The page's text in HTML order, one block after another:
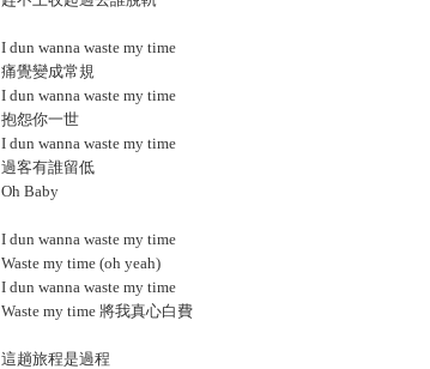
I dun wanna waste my time
痛覺變成常規
I dun wanna waste my time
抱怨你一世
I dun wanna waste my time
過客有誰留低
Oh Baby
I dun wanna waste my time
Waste my time (oh yeah)
I dun wanna waste my time
Waste my time 將我真心白費
這趟旅程是過程